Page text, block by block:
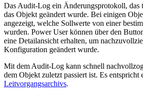
Das Audit-Log ein Änderungsprotokoll, das
das Objekt geändert wurde. Bei einigen
angezeigt, welche Sollwerte von einer
wurden. Power User können über den
eine Detailansicht erhalten, um
Konfiguration geändert wurde.
Mit dem Audit-Log kann schnell
dem Objekt zuletzt passiert ist. Es entspricht
Leitvorgangsarchivs.